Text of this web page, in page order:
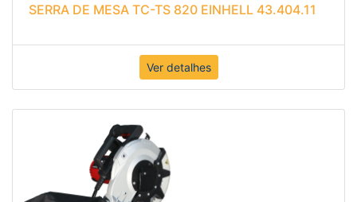
SERRA DE MESA TC-TS 820 EINHELL 43.404.11
Ver detalhes